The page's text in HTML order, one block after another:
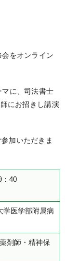
をオンライン
マに、司法書士
にお招きし講演
加いただきま
：40
学医学部附属病
剤師・精神保